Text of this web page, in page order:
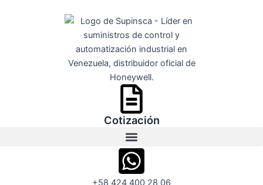
Cotización
+58 424 400 28 06